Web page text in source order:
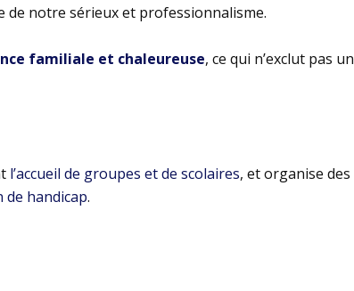
de notre sérieux et professionnalisme.
familiale et chaleureuse, ce qui n’exclut pas un
l’accueil de groupes et de scolaires, et organise des
handicap.